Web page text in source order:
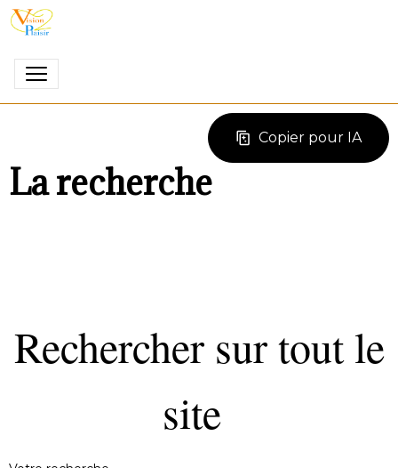
Copier pour IA
La recherche
Rechercher sur tout le
site